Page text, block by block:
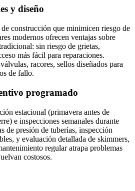
y diseño
construcción que minimicen riesgo de
modernos ofrecen ventajas sobre
sin riesgo de grietas,
más fácil para reparaciones.
racores, sellos diseñados para
de fallo.
programado
estacional (primavera antes de
e inspecciones semanales durante
de presión de tuberías, inspección
y evaluación detallada de skimmers,
regular atrapa problemas
costosos.